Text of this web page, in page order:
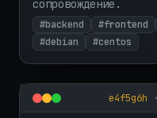
сопровождение.
#backend #frontend
#debian
#centos
e4f5g6h ·